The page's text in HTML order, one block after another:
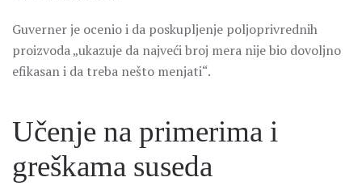
Guverner je ocenio i da poskupljenje poljoprivrednih
proizvoda „ukazuje da najveći broj mera nije bio dovoljno
efikasan i da treba nešto menjati“.
Učenje na primerima i
greškama suseda